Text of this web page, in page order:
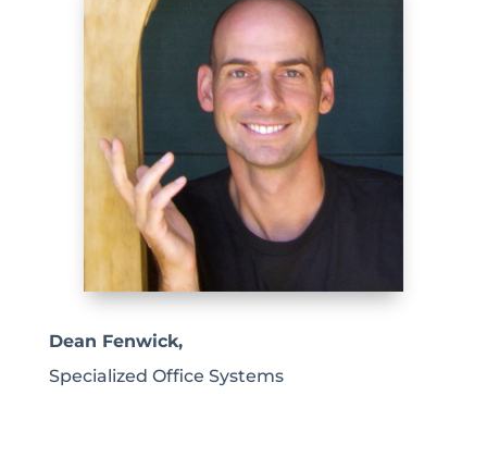
Dean Fenwick,
Specialized Office Systems